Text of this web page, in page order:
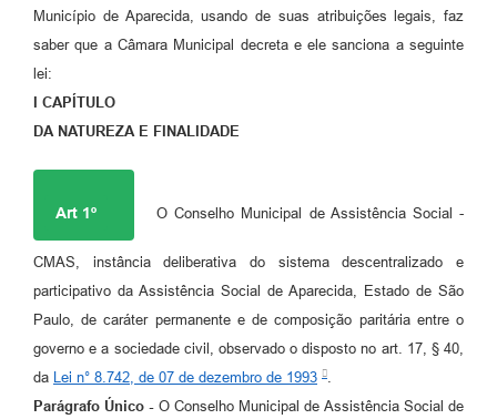
Diário Oficial
Contato
Município de Aparecida, usando de suas atribuições legais, faz
saber que a Câmara Municipal decreta e ele sanciona a seguinte
lei:
I CAPÍTULO
DA NATUREZA E FINALIDADE
Art 1º O Conselho Municipal de Assistência Social -
CMAS, instância deliberativa do sistema descentralizado e
participativo da Assistência Social de Aparecida, Estado de São
Paulo, de caráter permanente e de composição paritária entre o
governo e a sociedade civil, observado o disposto no art. 17, § 40,
da Lei n° 8.742, de 07 de dezembro de 1993
.
Parágrafo Único - O Conselho Municipal de Assistência Social de